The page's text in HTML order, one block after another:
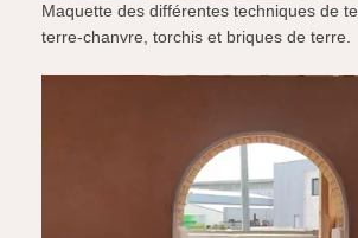
Maquette des différentes techniques de
terre-chanvre, torchis et briques de terre.